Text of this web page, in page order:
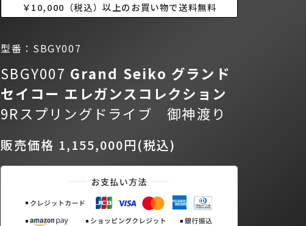
￥10,000（税込）以上のお買い物で送料無料
型番：SBGY007
SBGY007 Grand Seiko グランド
セイコー エレガンスコレクション
9Rスプリングドライブ 御神渡り
販売価格 1,155,000円(税込)